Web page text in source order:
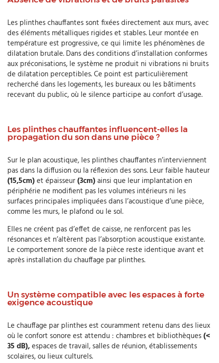
Les plinthes chauffantes sont fixées directement aux murs, avec
des éléments métalliques rigides et stables. Leur montée en
température est progressive, ce qui limite les phénomènes de
dilatation brutale. Dans des conditions d’installation conformes
aux préconisations, le système ne produit ni vibrations ni bruits
de dilatation perceptibles. Ce point est particulièrement
recherché dans les logements, les bureaux ou les bâtiments
recevant du public, où le silence participe au confort d’usage.
Les plinthes chauffantes influencent-elles la
propagation du son dans une pièce ?
Sur le plan acoustique, les plinthes chauffantes n’interviennent
pas dans la diffusion ou la réflexion des sons. Leur faible hauteur
(15,5cm)et épaisseur(3cm)ainsi que leur implantation en
périphérie ne modifient pas les volumes intérieurs ni les
surfaces principales impliquées dans l’acoustique d’une pièce,
comme les murs, le plafond ou le sol.
Elles ne créent pas d’effet de caisse, ne renforcent pas les
résonances et n’altèrent pas l’absorption acoustique existante.
Le comportement sonore de la pièce reste identique avant et
après installation du chauffage par plinthes.
Un système compatible avec les espaces à forte
exigence acoustique
Le chauffage par plinthes est couramment retenu dans des lieux
où le confort sonore est attendu : chambres et bibliothèques(<
35 dB),espaces de travail, salles de réunion, établissements
scolaires, ou lieux culturels.